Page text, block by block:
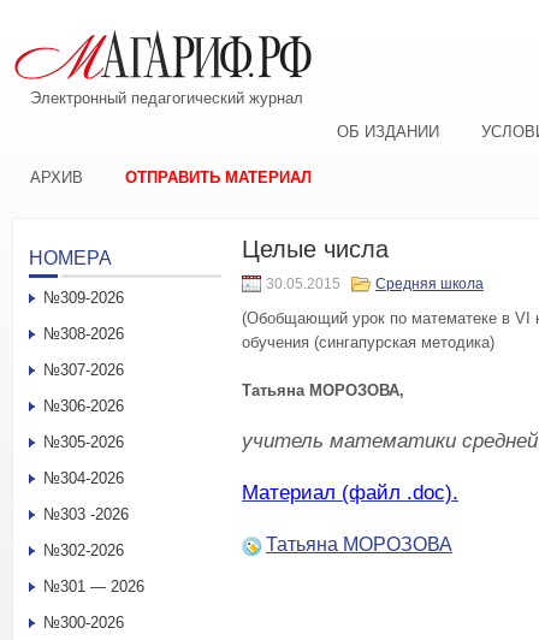
Электронный педагогический журнал
ОБ ИЗДАНИИ
АРХИВ ОТПРАВИТЬ МАТЕРИАЛ
Целые числа
30.05.2015 Средняя школа
(Обобщающий урок по математеке в VI
обучения (сингапурская методика)
Татьяна МОРОЗОВА,
учитель математики
Материал (файл .doc).
Татьяна МОРОЗОВА
НОМЕРА
№309-2026
№308-2026
№307-2026
№306-2026
№305-2026
№304-2026
№303 -2026
№302-2026
№301 — 2026
№300-2026